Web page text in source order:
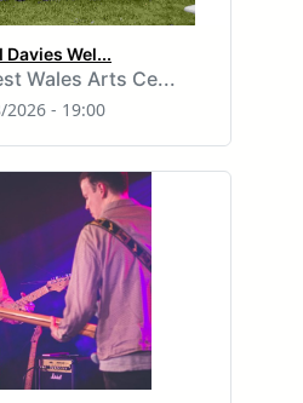
Davies Wel...
Wales Arts Ce...
2026 - 19:00